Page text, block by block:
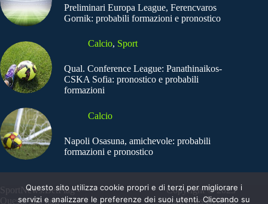
Preliminari Europa League, Ferencvaros
Gornik: probabili formazioni e pronostico
Calcio, Sport
Qual. Conference League: Panathinaikos-
CSKA Sofia: pronostico e probabili
formazioni
Calcio
Napoli Osasuna, amichevole: probabili
formazioni e pronostico
SportNews.BetFlag -
Questo sito non
Copyright © 2025
SportNews BetFlag
Questo sito utilizza cookie propri e di terzi per migliorare i
servizi e analizzare le preferenze dei suoi utenti. Cliccando su